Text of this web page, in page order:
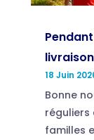
Pendant
18 Juin
Bonne
réguliers
familles